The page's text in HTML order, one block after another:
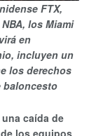
FTX,
los Miami
en
incluyen un
los derechos
baloncesto
caída de